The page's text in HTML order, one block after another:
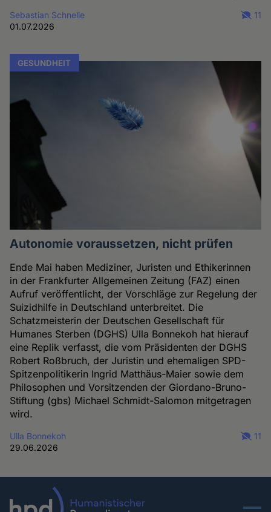
Sebastian Schnelle
01.07.2026
11
GESUNDHEIT
Autonomie voraussetzen, nicht prüfen
Ende Mai haben Mediziner, Juristen und Ethikerinnen
in der Frankfurter Allgemeinen Zeitung (FAZ) einen
Aufruf veröffentlicht, der Vorschläge zur Regelung der
Suizidhilfe in Deutschland unterbreitet. Die
Schatzmeisterin der Deutschen Gesellschaft für
Humanes Sterben (DGHS) Ulla Bonnekoh hat hierauf
eine Replik verfasst, die vom Präsidenten der DGHS
Robert Roßbruch, der Juristin und ehemaligen SPD-
Spitzenpolitikerin Ingrid Matthäus-Maier sowie dem
Philosophen und Vorsitzenden der Giordano-Bruno-
Stiftung (gbs) Michael Schmidt-Salomon mitgetragen
wird.
Ulla Bonnekoh
29.06.2026
11